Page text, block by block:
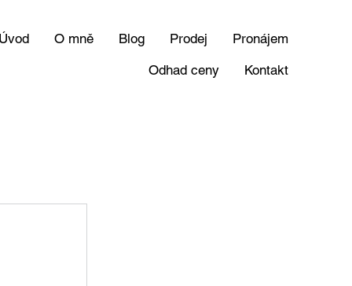
O mně Blog Prodej
Pronájem
Odhad ceny
Kontakt